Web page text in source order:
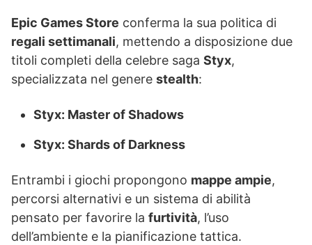
Epic Games Store conferma la sua politica di
regali settimanali, mettendo a disposizione due
titoli completi della celebre saga Styx,
specializzata nel genere stealth:
Styx: Master of Shadows
Styx: Shards of Darkness
Entrambi i giochi propongono mappe ampie,
percorsi alternativi e un sistema di abilità
pensato per favorire la furtività, l’uso
dell’ambiente e la pianificazione tattica.